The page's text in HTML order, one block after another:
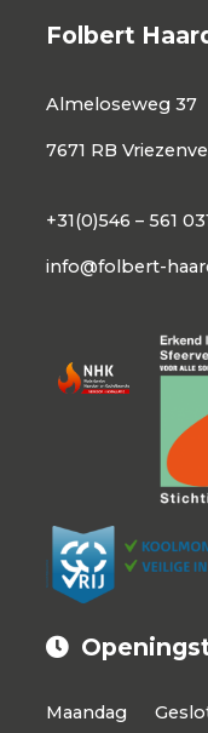
Folbert
Almeloseweg 37
7671 RB
+31(0)546 – 561
info@folbert-
Maandag